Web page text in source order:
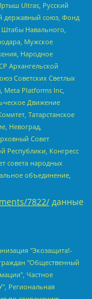
Ultras, Русский
державный союз, Фонд
Навального,
Мужское
Народное
Архангельской
Советских Светлых
Meta Platforms Inc,
Движение
Татарстанское
Невоград,
Совет
Республики, Конгресс
совета народных
объединение,
7822/ данные
Гельман Марат Александрович, Никульшина Вероника Юрьевна, Толоконникова Надежда Андреевна, Шендерович Виктор Анатольевич, Общество с ограниченной ответственностью "Данное сообщение", Общество с ограниченной ответственностью Издательский дом "Новая глава", Айнбиндер Александра Александровна, Московский комьюнити-центр для ЛГБТ+инициатив, Благотворительный фонд развития филантропии, Deutsche Welle (Германия, Kurt-Schumacher-Strasse 3, 53113 Bonn), Борзунова Мария Михайловна, Воробьев Виктор Викторович, Голубева Анна Львовна, Константинова Алла Михайловна, Малкова Ирина Владимировна, Мурадов Мурад Абдулгалимович, Осетинская Елизавета Николаевна, Понасенков Евгений Николаевич, Ганапольский Матвей Юрьевич, Киселев Евгений Алексеевич, Борухович Ирина Григорьевна, Дремин Иван Тимофеевич, Дубровский Дмитрий Викторович, Красноярская региональная общественная организация поддержки и развития альтернативных образовательных технологий и межкультурных коммуникаций "ИНТЕРРА", Маяковская Екатерина Алексеевна, Фейгин Марк Захарович, Филимонов Андрей Викторович, Дзугкоева Регина Николаевна, Доброхотов Роман Александрович, Дудь Юрий Александрович, Елкин Сергей Владимирович, Кругликов Кирилл Игоревич, Сабунаева Мария Леонидовна, Семенов Алексей Владимирович, Шаинян Карен Багратович, Шульман Екатерина Михайловна, Асафьев Артур Валерьевич, Вахштайн Виктор Семенович, Венедиктов Алексей Алексеевич, Лушникова Екатерина Евгеньевна, Волков Леонид Михайлович, Невзоров Александр Глебович, Пархоменко Сергей Борисович, Сироткин Ярослав Николаевич, Кара-Мурза Владимир Владимирович, Баранова Наталья Владимировна, Гозман Леонид Яковлевич, Кагарлицкий Борис Юльевич, Климарев Михаил Валерьевич, Милов Владимир Станиславович, Автономная некоммерческая организация Краснодарский центр современного искусства "Типография", Моргенштерн Алишер Тагирович, Соболь Любовь Эдуардовна, Общество с ограниченной ответственностью "ЛИЗА НОРМ", Каспаров Гарри Кимович, Ходорковский Михаил Борисович, Общество с ограниченной ответственностью "Апрельские тезисы", Данилович Ирина Брониславовна, Кашин Олег Владимирович, Петров Николай Владимирович, Пивоваров Алексей Владимирович, Соколов Михаил Владимирович, Цветкова Юлия Владимировна, Чичваркин Евгений Александрович, Комитет против пыток/Команда против пыток, Общество с ограниченной ответственностью "Первый научный", Общество с ограниченной ответственностью "Вертолет и ко", Белоцерковская Вероника Борисовна, Кац Максим Евгеньевич, Лазарева Татьяна Юрьевна, Шаведдинов Руслан Табризович, Яшин Илья Валерьевич, Общество с ограниченной ответственностью "Иноагент ААВ", Алешковский Дмитрий Петрович, Альбац Евгения Марковна, Быков Дмитрий Львович, Галямина Юлия Евгеньевна, Лойко Сергей Леонидович, Мартынов Кирилл Константинович, Медведев Сергей Александрович, Крашенинников Федор Геннадиевич, Гордеева Катерина Вл